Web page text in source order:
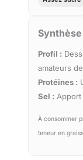
Profil :
amateurs
Protéines :
Sel : Apport
À consommer
teneur en